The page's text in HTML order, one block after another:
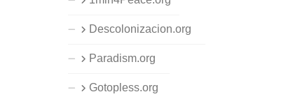
Descolonizacion.org
Paradism.org
Gotopless.org